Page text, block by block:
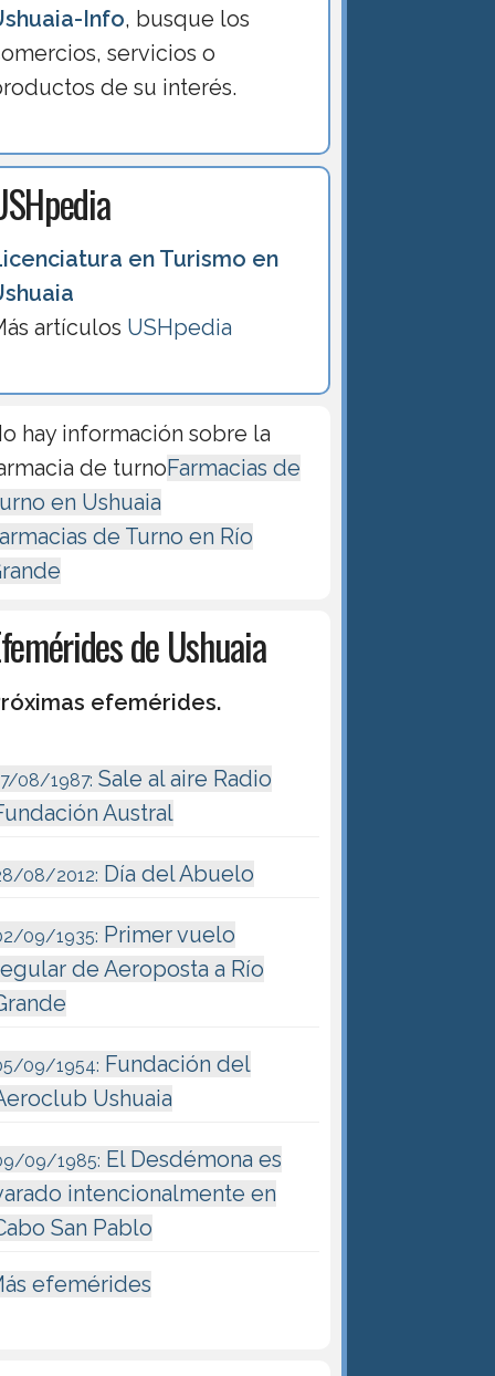
Info, busque los
servicios o
de su interés.
en Turismo en
artículos USHpedia
hay información sobre la
de turnoFarmacias de
en Ushuaia
de Turno en Río
de Ushuaia
efemérides.
08/1987: Sale al aire Radio
Austral
08/2012: Día del Abuelo
09/1935: Primer vuelo
de Aeroposta a Río
09/1954: Fundación del
Ushuaia
09/1985: El Desdémona es
intencionalmente en
San Pablo
efemérides